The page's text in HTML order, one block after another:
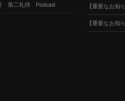
第二礼拝 Podcast 【重要なお知
【重要なお知